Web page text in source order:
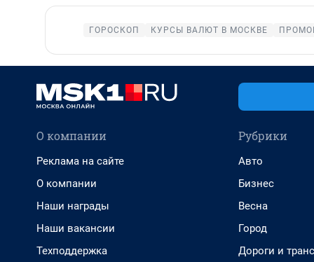
ГОРОСКОП КУРСЫ ВАЛЮТ В МОСКВЕ
О компании
Реклама на сайте
О компании
Наши награды
Наши вакансии
Техподдержка
Рубрики
Авто
Бизнес
Весна
Город
Дороги и